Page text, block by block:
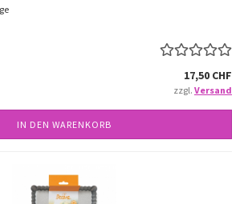
17,50 CHF
zzgl. Versand
IN DEN WARENKORB